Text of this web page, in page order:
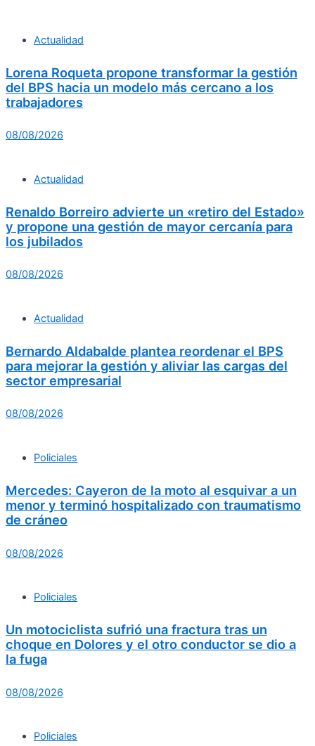
Actualidad
Lorena Roqueta propone transformar la gestión
del BPS hacia un modelo más cercano a los
trabajadores
08/08/2026
Actualidad
Renaldo Borreiro advierte un «retiro del Estado»
y propone una gestión de mayor cercanía para
los jubilados
08/08/2026
Actualidad
Bernardo Aldabalde plantea reordenar el BPS
para mejorar la gestión y aliviar las cargas del
sector empresarial
08/08/2026
Policiales
Mercedes: Cayeron de la moto al esquivar a un
menor y terminó hospitalizado con traumatismo
de cráneo
08/08/2026
Policiales
Un motociclista sufrió una fractura tras un
choque en Dolores y el otro conductor se dio a
la fuga
08/08/2026
Policiales